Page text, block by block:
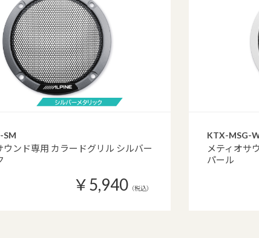
SM
ウンド専用 カラードグリル シルバー
￥5,940 （税込）
KTX-MSG-
メティオサ
パール